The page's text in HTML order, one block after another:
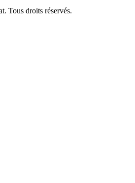
Tous droits réservés.